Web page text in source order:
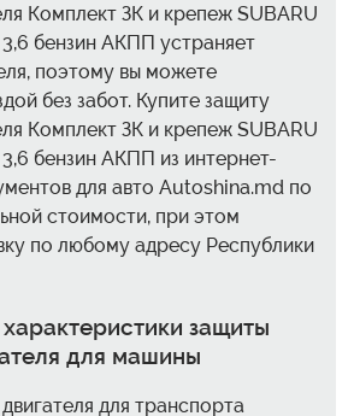
Комплект ЗК и крепеж SUBARU
бензин АКПП устраняет
поэтому вы можете
без забот. Купите защиту
Комплект ЗК и крепеж SUBARU
бензин АКПП из интернет-
для авто Autoshina.md по
стоимости, при этом
по любому адресу Республики
защиты
для машины
для транспорта